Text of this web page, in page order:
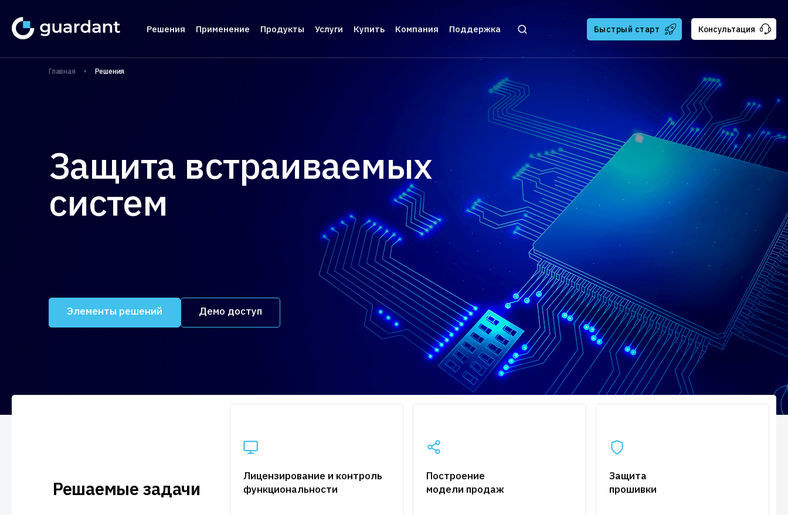
Решения
Мобильные приложения
Защита ПО от реверс-инжиниринга
Применение
Системы автоматизированного
проектирования
Продукты
Программные ключи Guardant DL
лицензированием Guardant Station
Средство защиты от реверс-
инжиниринга Guardant Armor
Услуги Купить Компания
Экспертиза
Пресс-кит
Поддержка
Пользователям
Техническая поддержка
Быстрый старт Консультация
Главная Решения
Защита встраиваемых
систем
Элементы решений Демо доступ
Решаемые задачи
управление
Лицензирование и контроль
функциональности
Построение
модели продаж
Защита
прошивки